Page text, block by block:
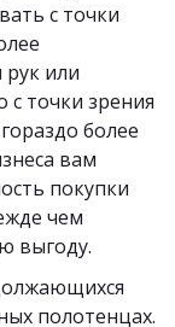
с точки
или
точки зрения
более
вам
покупки
чем
выгоду.
полотенцах.